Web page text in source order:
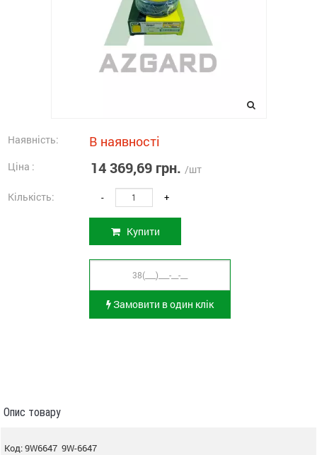
Наявність: В наявності
Ціна : 14 369,69 грн. /шт
Кількість: - +
Купити
Замовити в один клік
Опис товару
Код: 9W6647 9W-6647